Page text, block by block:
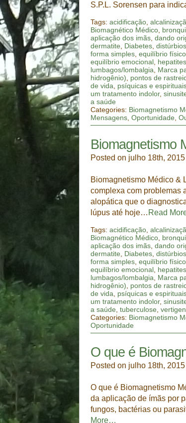
S.P.L. Sorensen para
Tags:acidificação ,
Biomagnético Médico
aplicação dos imãs ,dando
dermatite
Diabetes ,
forma simples ,equilíbrio físico
equilíbrio emocional hepatites
lumbagos/lombalgia
Marca
hidrogênio)
pontos de
de vida
psíquicas e
um tratamento indolor,
a saúde
Categories: Biomagnetismo
Mensagens ,Oportunidade ,
Biomagnetismo
Posted on julho 18th,
Biomagnetismo Médico &
complexa com problemas
alopática que o
lúpus até hoje… Read
Tags:acidificação ,
Biomagnético Médico
aplicação dos imãs ,dando
dermatite
Diabetes ,
forma simples ,equilíbrio físico
equilíbrio emocional hepatites
lumbagos/lombalgia
Marca
hidrogênio)
pontos de
de vida
psíquicas e
um tratamento indolor,
a saúde ,tuberculose ,
Categories: Biomagnetismo
Oportunidade
O que é
Posted on julho 18th,
O que é Biomagnetismo
da aplicação de ímãs por
fungos, bactérias ou
More…